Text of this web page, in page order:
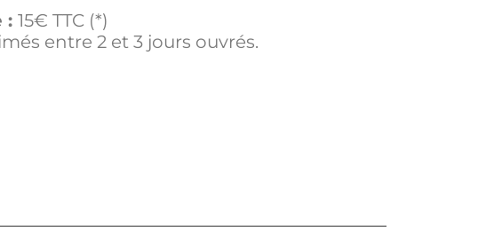
: 15€ TTC (*)
entre 2 et 3 jours ouvrés.